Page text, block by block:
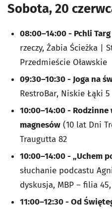
Sobota, 20
08:00–14:00 - Pchli Targ
rzeczy, Żabia Ścieżka |
Przedmieście Oławskie
09:30–10:30 - Joga na
RestroBar, Niskie Łąki 5
10:00–14:00 -
magnesów (10 lat Dni
Traugutta 82
10:00–14:00 - „Uchem
słuchanie podcastu
dyskusja, MBP – filia
11:00–12:30 - Od